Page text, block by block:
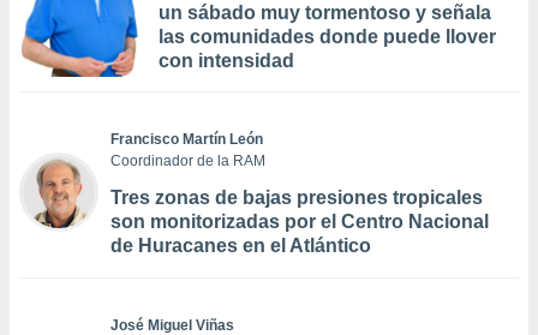
un sábado muy tormentoso y señala
las comunidades donde puede llover
con intensidad
Francisco Martín León
Coordinador de la RAM
Tres zonas de bajas presiones tropicales
son monitorizadas por el Centro Nacional
de Huracanes en el Atlántico
José Miguel Viñas